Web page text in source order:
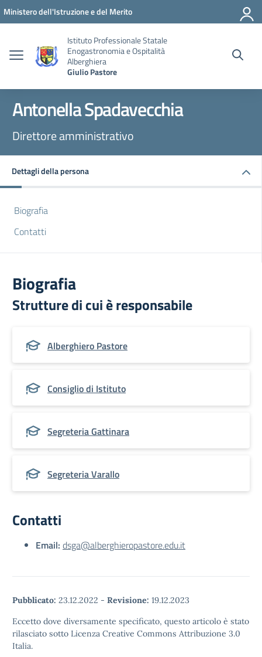
Vai ai contenuti
Vai al menu di navigazione
Vai al footer
Ministero dell'Istruzione e del Merito
Istituto Professionale Statale
Enogastronomia e Ospitalità
Alberghiera
Giulio Pastore
Antonella Spadavecchia
Direttore amministrativo
Dettagli della persona
Biografia
Contatti
Biografia
Strutture di cui è responsabile
Alberghiero Pastore
Consiglio di Istituto
Segreteria Gattinara
Segreteria Varallo
Contatti
Email: dsga@alberghieropastore.edu.it
Pubblicato: 23.12.2022 - Revisione: 19.12.2023
Eccetto dove diversamente specificato, questo articolo è stato
rilasciato sotto Licenza Creative Commons Attribuzione 3.0
Italia.